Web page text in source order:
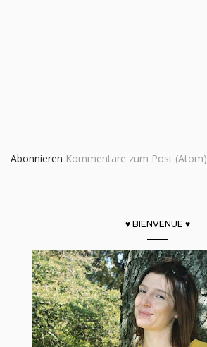
Abonnieren Kommentare zum Post (Atom)
♥ BIENVENUE ♥